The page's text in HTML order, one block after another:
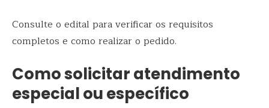
Consulte o edital para verificar os requisitos
completos e como realizar o pedido.
Como solicitar atendimento
especial ou específico